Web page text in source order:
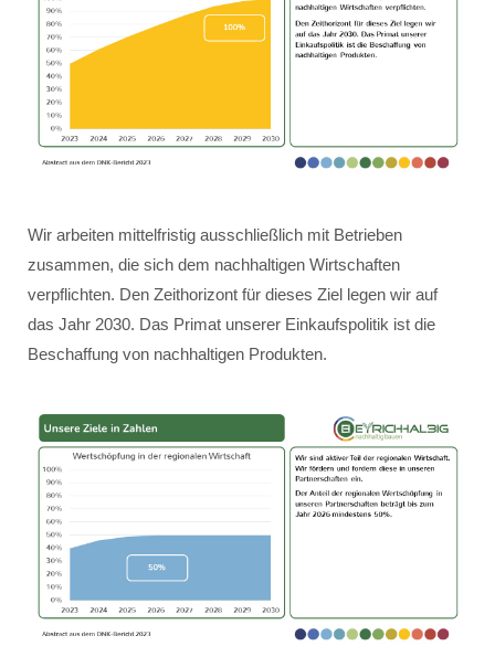
Wir arbeiten mittelfristig ausschließlich mit Betrieben
zusammen, die sich dem nachhaltigen Wirtschaften
verpflichten. Den Zeithorizont für dieses Ziel legen wir auf
das Jahr 2030. Das Primat unserer Einkaufspolitik ist die
Beschaffung von nachhaltigen Produkten.